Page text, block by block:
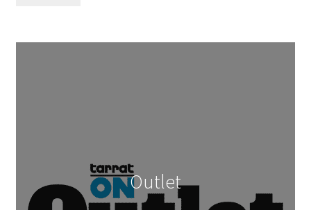
Outlet